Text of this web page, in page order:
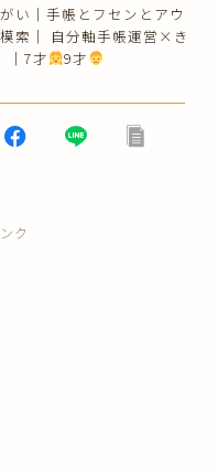
い｜手帳とフセンとアウ
索｜ 自分軸手帳運営×き
｜7才
9才
ク